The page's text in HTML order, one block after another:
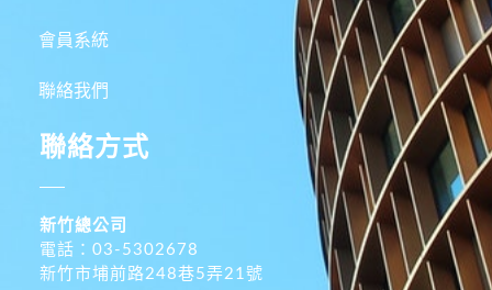
會員系統
聯絡我們
聯絡方式
新竹總公司
電話：03-5302678
新竹市埔前路248巷5弄21號